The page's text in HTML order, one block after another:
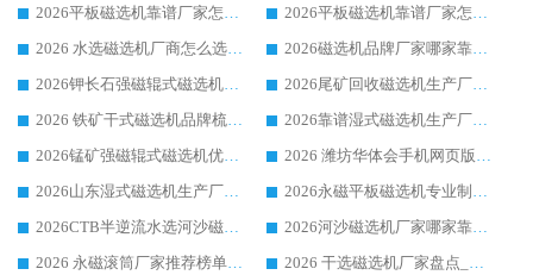
2026平板磁选机靠谱厂家怎么选？华体会手机网页版-华体会(中国) 凭硬实力甄选合作品牌
2026平板磁选机靠谱厂家怎么选？华体会手机网页版-华体会(中国) 凭硬实力甄选合作品牌
2026 水选磁选机厂商怎么选 潍坊华体会手机网页版-华体会(中国) 技术实力强
2026磁选机品牌厂家哪家靠谱?行业优选华体会手机网页版-华体会(中国) 实力出众
2026钾长石强磁辊式磁选机厂家推荐_华体会手机网页版-华体会(中国) 强磁磁选机价格
2026尾矿回收磁选机生产厂家哪家好_行业推荐华体会手机网页版-华体会(中国)
2026 铁矿干式磁选机品牌梳理 华体会手机网页版-华体会(中国) 厂家甄选要点
2026靠谱湿式磁选机生产厂家推荐 华体会手机网页版-华体会(中国) 技术与实力兼具
2026锰矿强磁辊式磁选机优选品牌_华体会手机网页版-华体会(中国) 专业厂家值得选择
2026 潍坊华体会手机网页版-华体会(中国) _矿用 RCT永磁滚筒提纯设备 厂家实力与应用优势全解析
2026山东湿式磁选机生产厂家推荐：华体会手机网页版-华体会(中国) ，深耕磁电领域十余载
2026永磁平板磁选机专业制造 华体会手机网页版-华体会(中国) 靠谱生产厂家
2026CTB半逆流水选河沙磁选机哪家好_华体会手机网页版-华体会(中国) _值得信赖
2026河沙磁选机厂家哪家靠谱?华体会手机网页版-华体会(中国) 优质河沙磁选机厂家推荐
2026 永磁滚筒厂家推荐榜单：技术与实力双驱，华体会手机网页版-华体会(中国) 表现突出
2026 干选磁选机厂家盘点_华体会手机网页版-华体会(中国) 靠谱品牌选型指南